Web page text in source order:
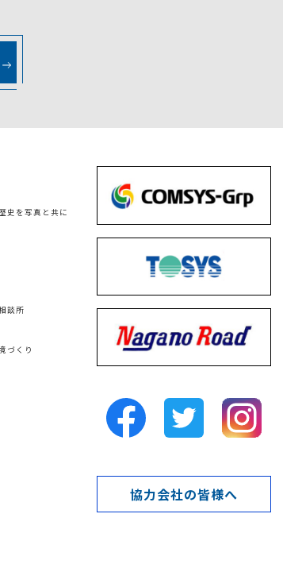
史を写真と共に
談所
づくり
協力会社の皆様へ